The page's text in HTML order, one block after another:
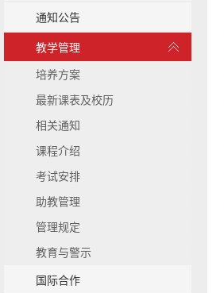
b
g
通知公告
教学管理
展
培养方案
最新课表及校历
相关通知
课程介绍
考试安排
助教管理
管理规定
教育与警示
国际合作